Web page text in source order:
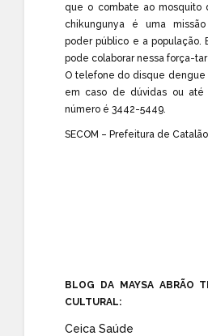
que o combate ao mosquito
chikungunya é uma
poder público e a população.
pode colaborar nessa força-
O telefone do disque dengue
em caso de dúvidas ou até
número é 3442-5449.
SECOM – Prefeitura de Catalão
BLOG DA MAYSA ABRÃO
CULTURAL:
Ceica Saúde